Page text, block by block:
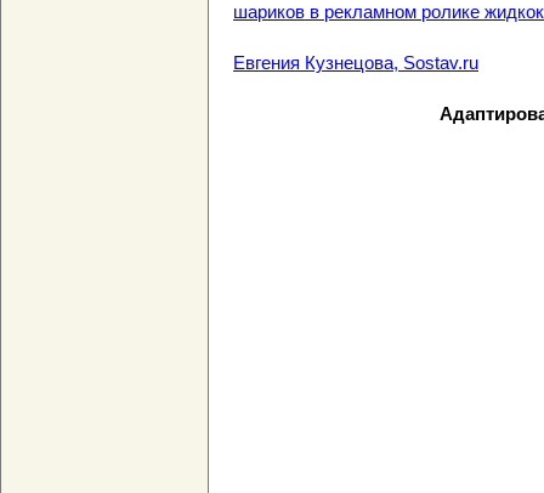
шариков в рекламном ролике
Евгения Кузнецова, Sostav.ru